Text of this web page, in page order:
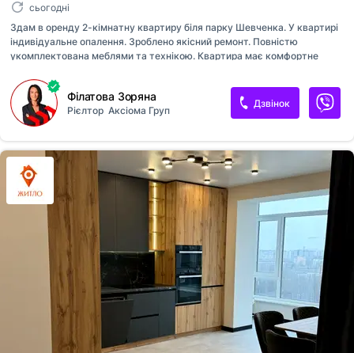
сьогодні
Здам в оренду 2-кімнатну квартиру біля парку Шевченка. У квартирі
індивідуальне опалення. Зроблено якісний ремонт. Повністю
укомплектована меблями та технікою. Квартира має комфортне
краєвид! Житловий комплекс закритого типу з обмеженим в'їздом на
територію. Має хороше місцерозташування та зручне транспортне
сполучення. Деталі по телефону!
Філатова Зоряна
Рієлтор Аксіома Груп
Дзвінок